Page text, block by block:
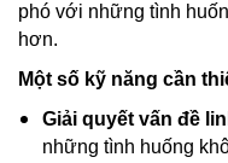
phó với những tình
hơn.
Một số kỹ năng cần
Giải quyết vấn đề
những tình huống